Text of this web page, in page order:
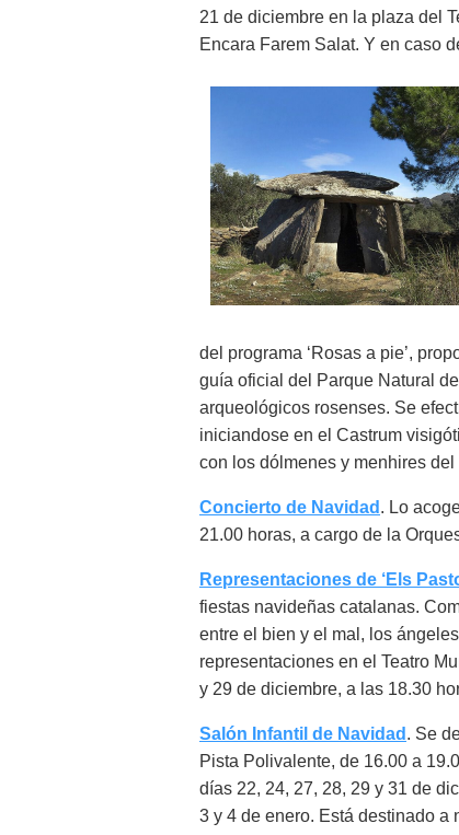
21 de diciembre en la plaza del
Encara Farem Salat. Y en caso
del programa ‘Rosas a pie’,
guía oficial del Parque Natural
arqueológicos rosenses. Se
iniciandose en el Castrum
con los dólmenes y menhires
Concierto de Navidad . Lo
21.00 horas, a cargo de la
Representaciones de ‘Els
fiestas navideñas catalanas.
entre el bien y el mal, los
representaciones en el Teatro
y 29 de diciembre, a las 18.30
Salón Infantil de Navidad . Se
Pista Polivalente, de 16.00 a
días 22, 24, 27, 28, 29 y 31 de
3 y 4 de enero. Está destinado a